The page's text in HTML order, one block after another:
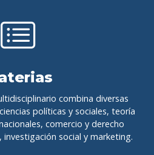
combina diversas
políticas y sociales, teoría
comercio y derecho
social y marketing.